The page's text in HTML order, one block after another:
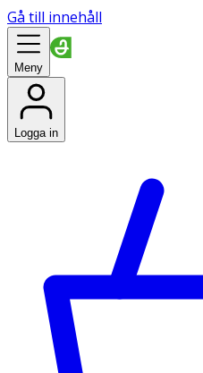
Gå till innehåll
Meny
Logga in